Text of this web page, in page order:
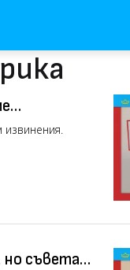
извинения.
съвета